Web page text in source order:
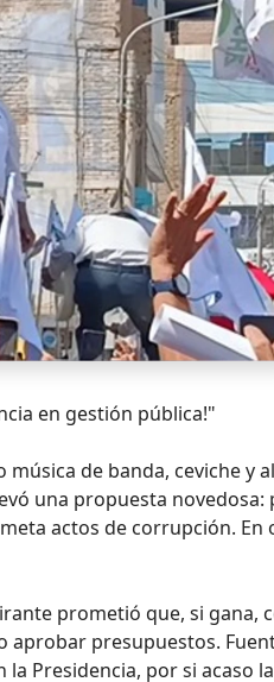
en gestión pública!"
de banda, ceviche y
una propuesta
actos de corrupción.
prometió que, si gana,
presupuestos.
Presidencia, por si acaso